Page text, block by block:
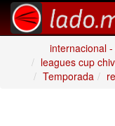
internacional
leagues cup
Temporada